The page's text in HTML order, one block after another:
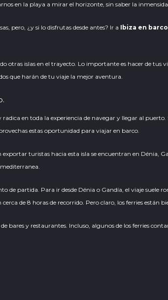
en la playa a mirar el horizonte, sin saber la
pero, ¿y si lo disfrutas desde antes? Ir a Ibiza en
otras islas en el trayecto. Lo importante es hacer de
que harán de tu viaje la mejor aventura.
radica en toda la experiencia de navegar y llegar al
estas oportunidad para viajar en barco.
exportar turistas hacia esta isla se encuentran en Dénia ,
partida. Para ir desde Dénia o Gandía, el viaje suele
de 8 horas de recorrido. Pero claro, los ferries están
bares y restaurantes. Incluso, algunos de los ferries